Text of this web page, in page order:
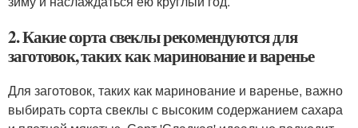
2. Какие сорта свеклы рекомендуются для
заготовок, таких как маринование и варенье
Для заготовок, таких как маринование и варенье, важно
выбирать сорта свеклы с высоким содержанием сахара